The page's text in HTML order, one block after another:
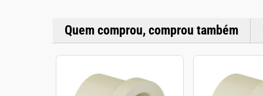
Quem comprou, comprou também